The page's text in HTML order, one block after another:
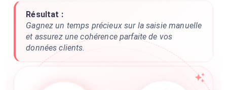
Résultat :
Gagnez un temps précieux sur la saisie manuelle
et assurez une cohérence parfaite de vos
données clients.